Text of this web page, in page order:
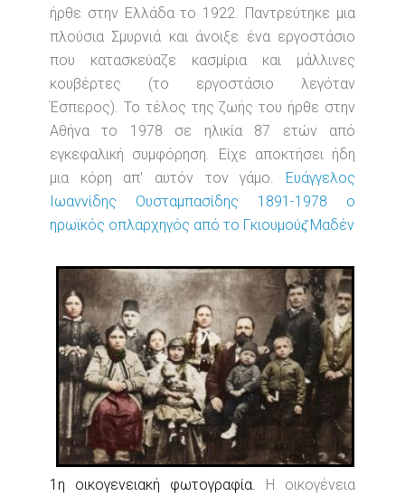
ήρθε στην Ελλάδα το 1922. Παντρεύτηκε μια
πλούσια Σμυρνιά και άνοιξε ένα εργοστάσιο
που κατασκεύαζε κασμίρια και μάλλινες
κουβέρτες (το εργοστάσιο λεγόταν
Έσπερος). Το τέλος της ζωής του ήρθε στην
Αθήνα το 1978 σε ηλικία 87 ετών από
εγκεφαλική συμφόρηση. Είχε αποκτήσει ήδη
μια κόρη απ' αυτόν τον γάμο. Ευάγγελος
Ιωαννίδης Ουσταμπασίδης 1891-1978 ο
ηρωϊκός οπλαρχηγός από το Γκιουμούς̌ Μαδέν
1η οικογενειακή φωτογραφία. Η οικογένεια